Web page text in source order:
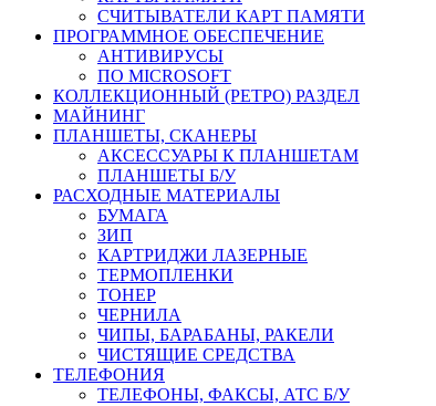
СЧИТЫВАТЕЛИ КАРТ ПАМЯТИ
ПРОГРАММНОЕ ОБЕСПЕЧЕНИЕ
АНТИВИРУСЫ
ПО MICROSOFT
КОЛЛЕКЦИОННЫЙ (РЕТРО) РАЗДЕЛ
МАЙНИНГ
ПЛАНШЕТЫ, СКАНЕРЫ
АКСЕССУАРЫ К ПЛАНШЕТАМ
ПЛАНШЕТЫ Б/У
РАСХОДНЫЕ МАТЕРИАЛЫ
БУМАГА
ЗИП
КАРТРИДЖИ ЛАЗЕРНЫЕ
ТЕРМОПЛЕНКИ
ТОНЕР
ЧЕРНИЛА
ЧИПЫ, БАРАБАНЫ, РАКЕЛИ
ЧИСТЯЩИЕ СРЕДСТВА
ТЕЛЕФОНИЯ
ТЕЛЕФОНЫ, ФАКСЫ, АТС Б/У